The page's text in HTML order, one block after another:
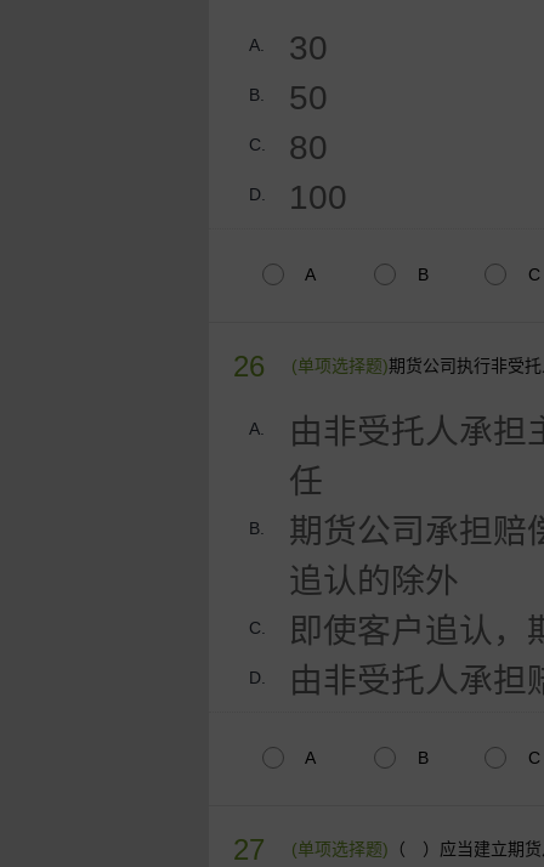
A. 30
B. 50
C. 80
D. 100
A B C
26 (单项选择题)期货公司执行非受
A.
由非受托人承担
任
B.
期货公司承担赔
追认的除外
C. 即使客户追认，
D. 由非受托人承担
A B C
27 (单项选择题) （ ）应当建立期